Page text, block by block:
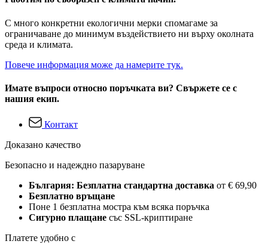
С много конкретни екологични мерки спомагаме за
ограничаване до минимум въздействието ни върху околната
среда и климата.
Повече информация може да намерите тук.
Имате въпроси относно поръчката ви? Свържете се с
нашия екип.
Контакт
Доказано качество
Безопасно и надеждно пазаруване
България: Безплатна стандартна доставка от € 69,90
Безплатно връщане
Поне 1 безплатна мостра към всяка поръчка
Сигурно плащане със SSL-криптиране
Платете удобно с